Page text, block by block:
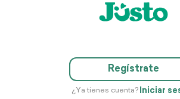
Regístrate
¿Ya tienes cuenta? Iniciar